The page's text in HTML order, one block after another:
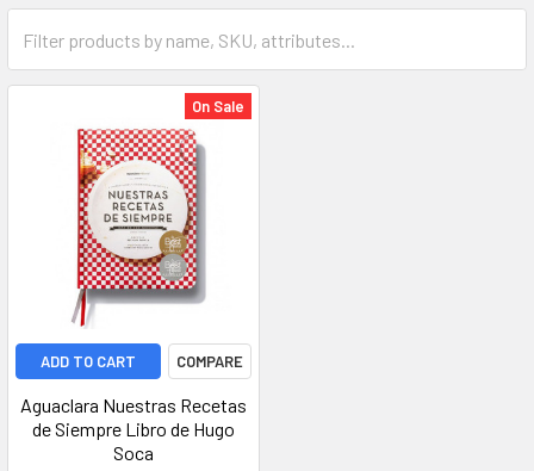
On Sale
ADD TO CART COMPARE
Aguaclara Nuestras Recetas
de Siempre Libro de Hugo
Soca